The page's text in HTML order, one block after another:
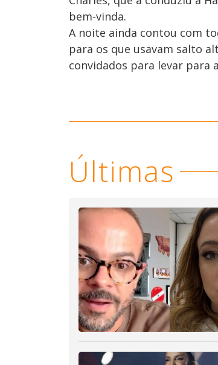
bem-vinda.
A noite ainda contou com
para os que usavam salto
convidados para levar para
Últimas